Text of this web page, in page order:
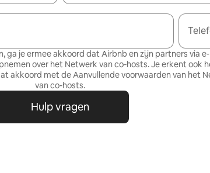
ga je ermee akkoord dat Airbnb en zijn partners via
over het Netwerk van co‑hosts. Je erkent ook
akkoord met deAanvullende voorwaarden van het
van co-hosts.
Hulp vragen